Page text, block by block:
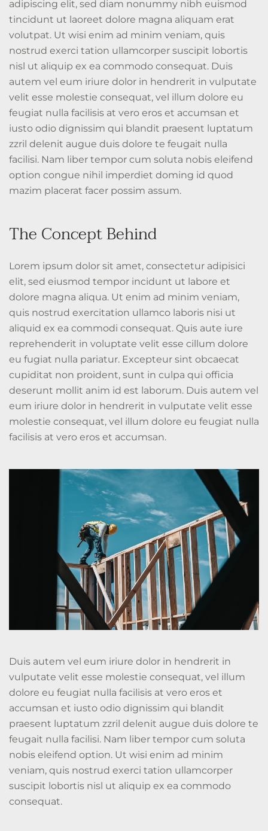
adipiscing elit, sed diam nonummy nibh euismod
tincidunt ut laoreet dolore magna aliquam erat
volutpat. Ut wisi enim ad minim veniam, quis
nostrud exerci tation ullamcorper suscipit lobortis
nisl ut aliquip ex ea commodo consequat. Duis
autem vel eum iriure dolor in hendrerit in vulputate
velit esse molestie consequat, vel illum dolore eu
feugiat nulla facilisis at vero eros et accumsan et
iusto odio dignissim qui blandit praesent luptatum
zzril delenit augue duis dolore te feugait nulla
facilisi. Nam liber tempor cum soluta nobis eleifend
option congue nihil imperdiet doming id quod
mazim placerat facer possim assum.
The Concept Behind
Lorem ipsum dolor sit amet, consectetur adipisici
elit, sed eiusmod tempor incidunt ut labore et
dolore magna aliqua. Ut enim ad minim veniam,
quis nostrud exercitation ullamco laboris nisi ut
aliquid ex ea commodi consequat. Quis aute iure
reprehenderit in voluptate velit esse cillum dolore
eu fugiat nulla pariatur. Excepteur sint obcaecat
cupiditat non proident, sunt in culpa qui officia
deserunt mollit anim id est laborum. Duis autem vel
eum iriure dolor in hendrerit in vulputate velit esse
molestie consequat, vel illum dolore eu feugiat nulla
facilisis at vero eros et accumsan.
Duis autem vel eum iriure dolor in hendrerit in
vulputate velit esse molestie consequat, vel illum
dolore eu feugiat nulla facilisis at vero eros et
accumsan et iusto odio dignissim qui blandit
praesent luptatum zzril delenit augue duis dolore te
feugait nulla facilisi. Nam liber tempor cum soluta
nobis eleifend option. Ut wisi enim ad minim
veniam, quis nostrud exerci tation ullamcorper
suscipit lobortis nisl ut aliquip ex ea commodo
consequat.